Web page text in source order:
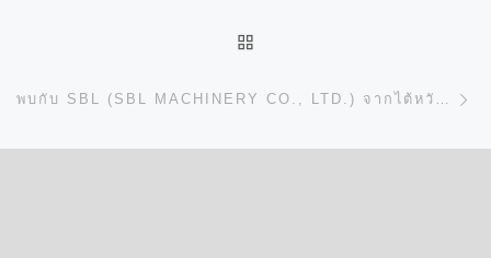
พบกับ SBL (SBL MACHINERY CO., LTD.) จากไต้หวัน ที่ HALL 11/B02 ในงาน DRUPA 2024